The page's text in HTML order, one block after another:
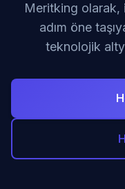
Meritking olarak,
adım öne
teknolojik